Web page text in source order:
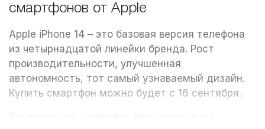
смартфонов от Apple
Apple iPhone 14 – это базовая версия телефона
из четырнадцатой линейки бренда. Рост
производительности, улучшенная
автономность, тот самый узнаваемый дизайн.
Купить смартфон можно будет с 16 сентября.